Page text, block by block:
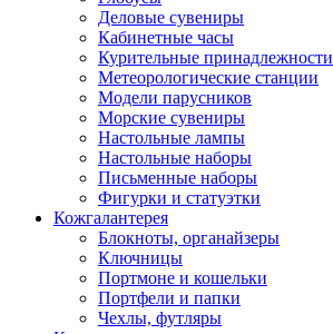
Деловые сувениры
Кабинетные часы
Курительные принадлежности
Метеорологические станции
Модели парусников
Морские сувениры
Настольные лампы
Настольные наборы
Письменные наборы
Фигурки и статуэтки
Кожгалантерея
Блокноты, органайзеры
Ключницы
Портмоне и кошельки
Портфели и папки
Чехлы, футляры